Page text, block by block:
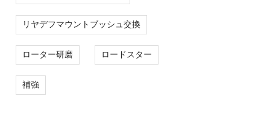
リヤデフマウントブッシュ交換
ローター研磨 ロードスター
補強